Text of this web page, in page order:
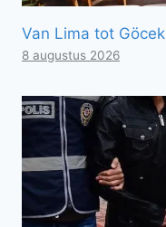
Van Lima tot Göcek
8 augustus 2026